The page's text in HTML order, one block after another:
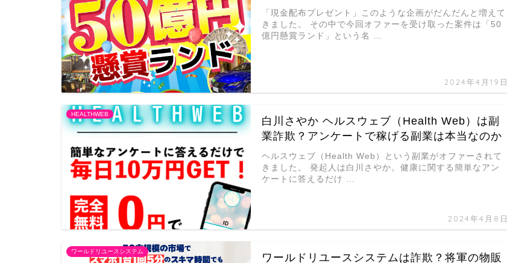
2024年4月19日
「現金配布プレゼント」このような企画がだんだんと増えて
きました。 その中で今回オファーを受け取った案件は「50
億円懸賞ランド」という名 …
HEALTHWEB
白川さやか ヘルスウェブ（Health Web）は副
業詐欺？アンケートで稼げる副業は本当なのか
2024年4月8日
ヘルスウェブ（Health Web）という副業がオファーされて
きました。 発起人は白川さやか。健康に関する簡単なアン
ケートに答えるだけ …
ワールドリユースシステム
ワールドリユースシステムは詐欺？将軍の物販